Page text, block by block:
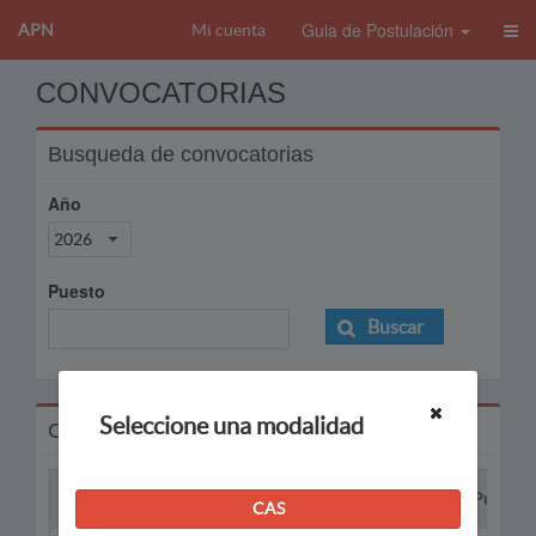
APN Mi cuenta Guia de Postulación
CONVOCATORIAS
Busqueda de convocatorias
Año
2026
Puesto
Buscar
Convocatorias
Puesto
Seleccione una modalidad
CAS